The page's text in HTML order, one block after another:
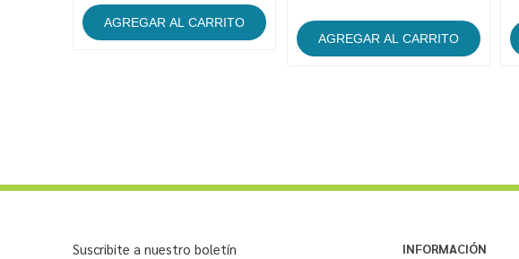
Suscribite a nuestro boletín INFORMACIÓN